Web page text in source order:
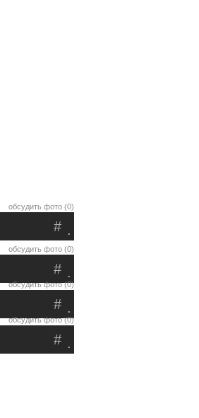
обсудить фото (0)
.
#
обсудить фото (0)
.
#
обсудить фото (0)
.
#
обсудить фото (0)
.
#